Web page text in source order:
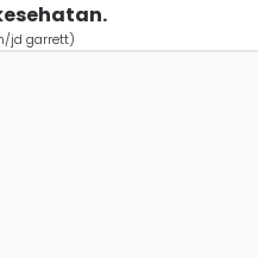
jd garrett)